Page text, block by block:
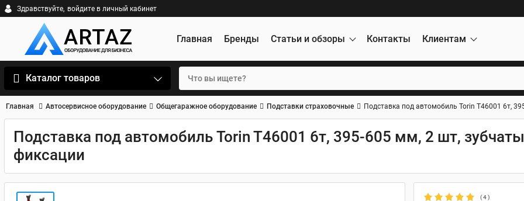
Здравствуйте, войдите в личный кабинет
Главная Бренды Статьи и обзоры Контакты Клиентам
Каталог товаров
Главная Автосервисное оборудование Общегаражное оборудование Подставки страховочные Подставка под автомобиль Torin T46001 6т,
Подставка под автомобиль Torin T46001 6т, 395-605 мм, 2 шт,
фиксации
(4)